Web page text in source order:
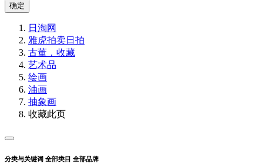
确定
日淘网
雅虎拍卖日拍
古董，收藏
艺术品
绘画
油画
抽象画
收藏此页
分类与关键词 全部类目 全部品牌